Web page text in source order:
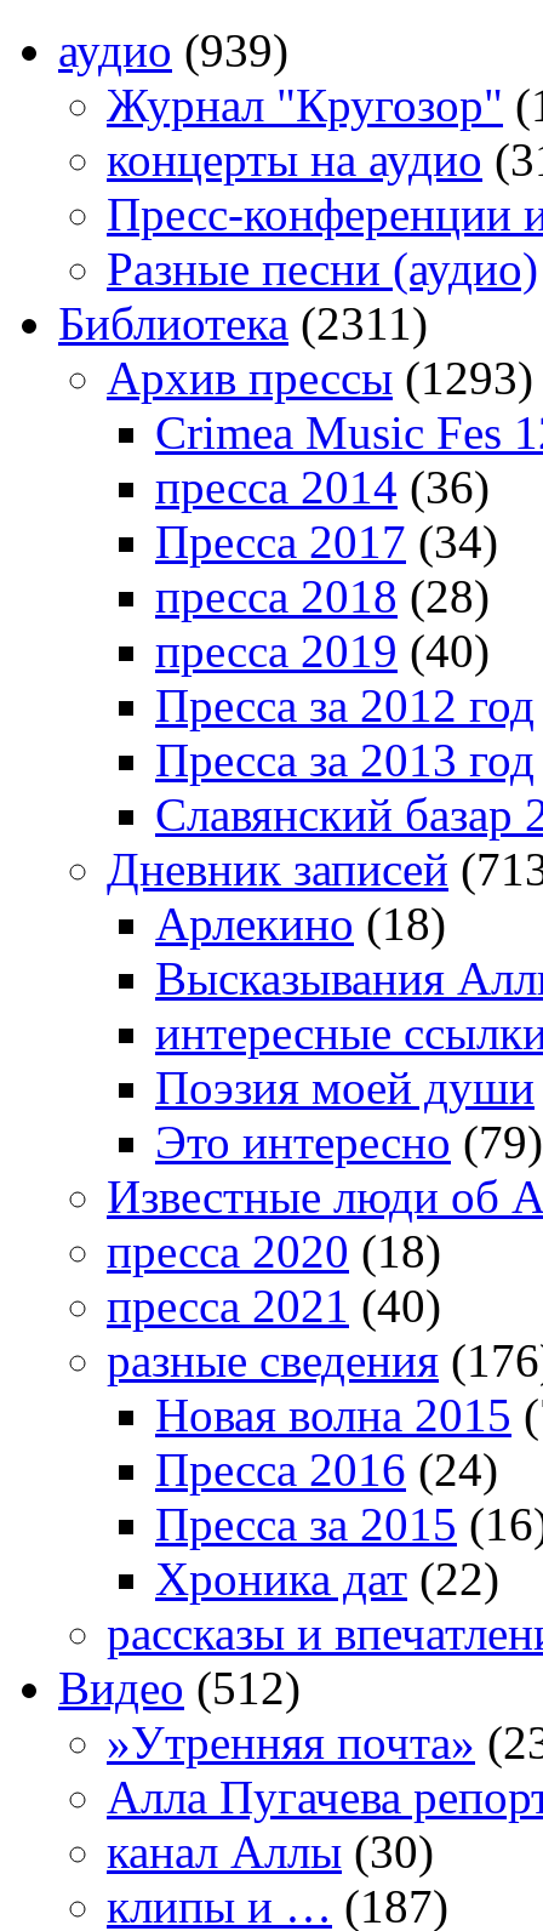
аудио (939)
Журнал "Кругозор"
концерты на аудио
Пресс-конференции
Разные песни (аудио)
Библиотека (2311)
Архив прессы (1293)
Crimea Music Fes
пресса 2014 (36)
Пресса 2017 (34)
пресса 2018 (28)
пресса 2019 (40)
Пресса за 2012 год
Пресса за 2013 год
Славянский базар
Дневник записей
Арлекино (18)
Высказывания
интересные
Поэзия моей души
Это интересно (79)
Известные люди об
пресса 2020 (18)
пресса 2021 (40)
разные сведения
Новая волна 2015
Пресса 2016 (24)
Пресса за 2015
Хроника дат (22)
рассказы и
Видео (512)
»Утренняя почта»
Алла Пугачева
канал Аллы (30)
клипы и … (187)